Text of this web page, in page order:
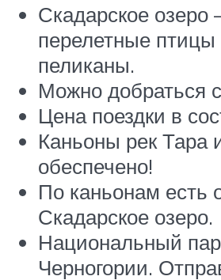
Скадарское озеро
перелетные птицы
пеликаны.
Можно добраться
Цена поездки в
Каньоны рек Тара
обеспечено!
По каньонам есть
Скадарское озеро.
Национальный
Черногории.